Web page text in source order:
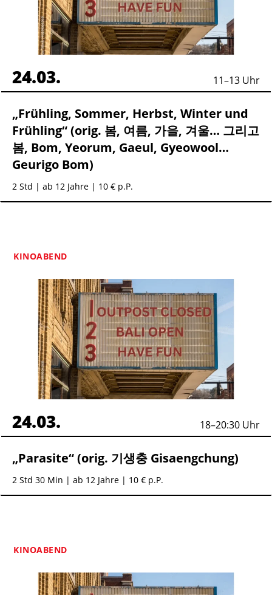
24.03. 11–13 Uhr
„Frühling, Sommer, Herbst, Winter und
Frühling“ (orig. 봄, 여름, 가을, 겨울… 그리고
봄, Bom, Yeorum, Gaeul, Gyeowool…
Geurigo Bom)
2 Std | ab 12 Jahre | 10 € p.P.
24.03. 18–20:30 Uhr
„Parasite“ (orig. 기생충 Gisaengchung)
KINOABEND
2 Std 30 Min | ab 12 Jahre | 10 € p.P.
KINOABEND